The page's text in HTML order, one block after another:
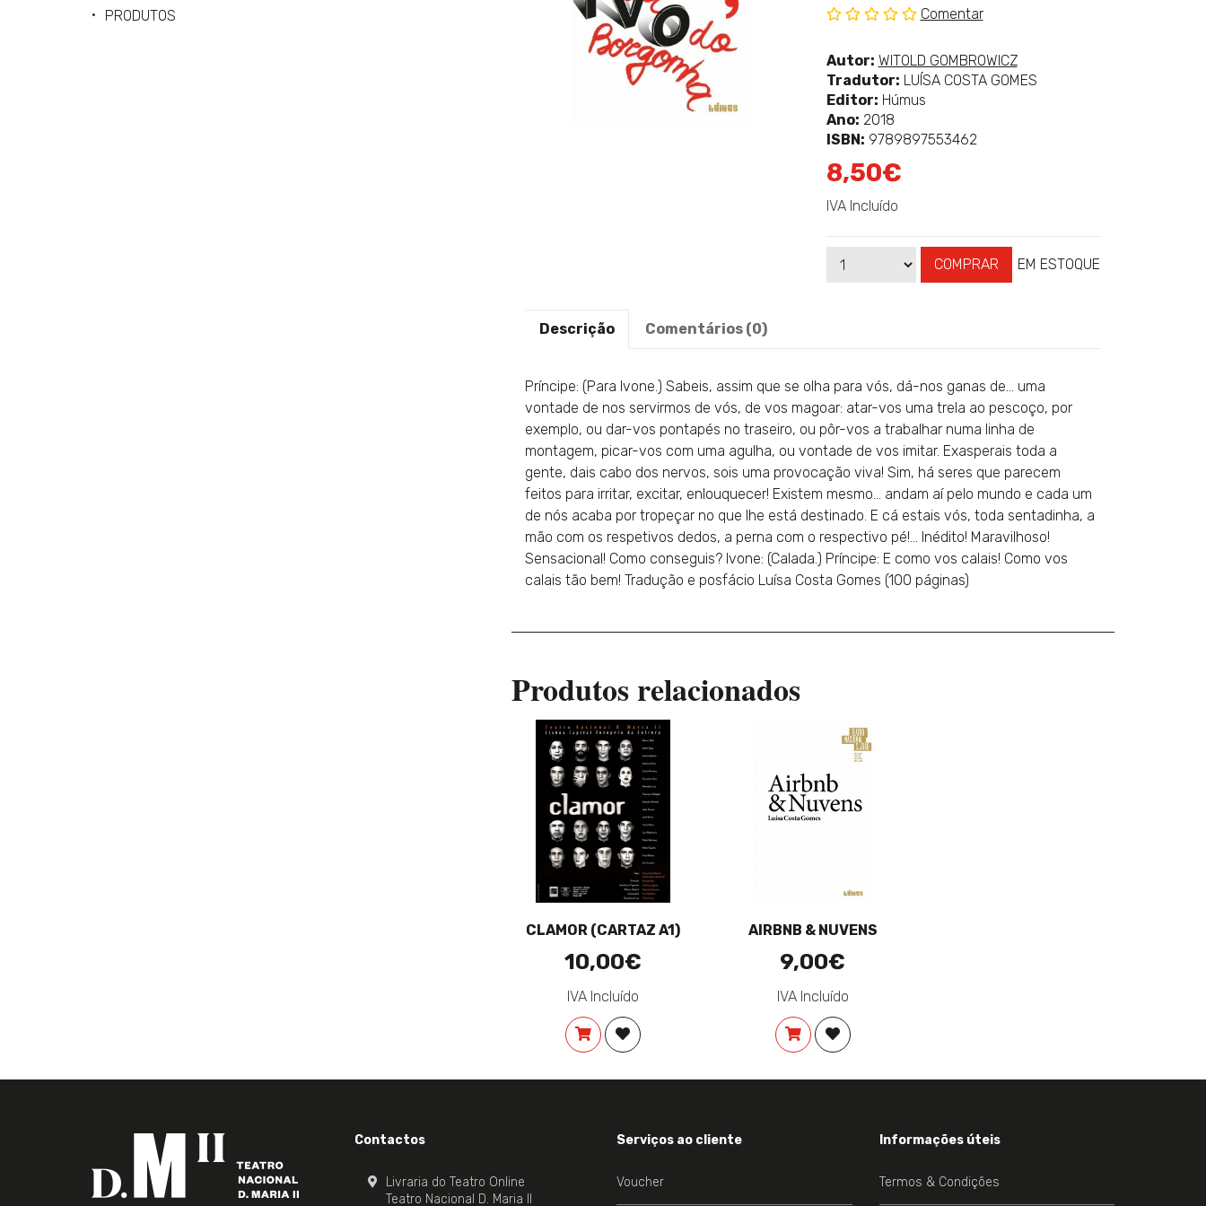
classificação
Comentar
Autor: Ver
mais
sobre
WITOLD GOMBROWICZ
Tradutor: LUÍSA COSTA GOMES
Editor: Húmus
Ano: 2018
ISBN: 9789897553462
8,50€
IVA Incluído
Qtd COMPRAR
Disponibilidade: EM ESTOQUE
Descrição Comentários (0)
Príncipe: (Para Ivone.) Sabeis, assim que se olha para vós, dá-nos ganas de… uma
vontade de nos servirmos de vós, de vos magoar: atar-vos uma trela ao pescoço, por
exemplo, ou dar-vos pontapés no traseiro, ou pôr-vos a trabalhar numa linha de
montagem, picar-vos com uma agulha, ou vontade de vos imitar. Exasperais toda a
gente, dais cabo dos nervos, sois uma provocação viva! Sim, há seres que parecem
feitos para irritar, excitar, enlouquecer! Existem mesmo… andam aí pelo mundo e cada um
de nós acaba por tropeçar no que lhe está destinado. E cá estais vós, toda sentadinha, a
mão com os respetivos dedos, a perna com o respectivo pé!… Inédito! Maravilhoso!
Sensacional! Como conseguis? Ivone: (Calada.) Príncipe: E como vos calais! Como vos
calais tão bem! Tradução e posfácio Luísa Costa Gomes (100 páginas)
Produtos relacionados
CLAMOR (CARTAZ A1)
10,00€
IVA Incluído
COMPRARADICIONAR À LISTA DE DESEJOS
AIRBNB & NUVENS
9,00€
IVA Incluído
COMPRARADICIONAR À LISTA DE DESEJOS
PRODUTOS
Contactos
Livraria do Teatro Online
Teatro Nacional D. Maria II
Serviços ao cliente
Voucher
Informações úteis
Termos & Condições